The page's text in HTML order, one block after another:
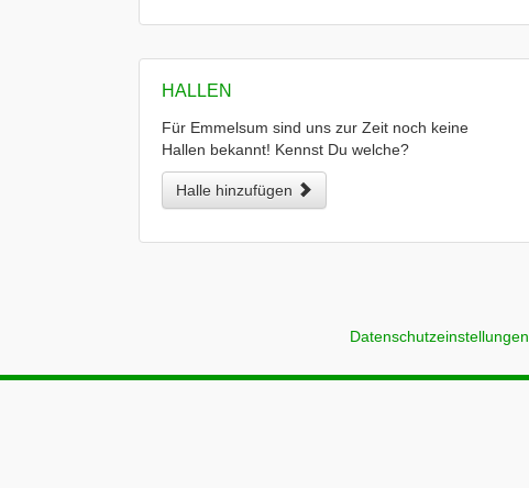
HALLEN
Für Emmelsum sind uns zur Zeit noch keine
Hallen bekannt! Kennst Du welche?
Halle hinzufügen
Datenschutzeinstellungen